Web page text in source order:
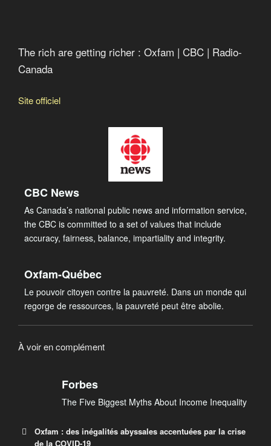
The rich are getting richer : Oxfam | CBC | Radio-
Canada
Site officiel
CBC News
As Canada’s national public news and information service,
the CBC is committed to a set of values that include
accuracy, fairness, balance, impartiality and integrity.
Oxfam-Québec
Le pouvoir citoyen contre la pauvreté. Dans un monde qui
regorge de ressources, la pauvreté peut être abolie.
À voir en complément
Forbes
The Five Biggest Myths About Income Inequality
Oxfam : des inégalités abyssales accentuées par la crise
de la COVID-19